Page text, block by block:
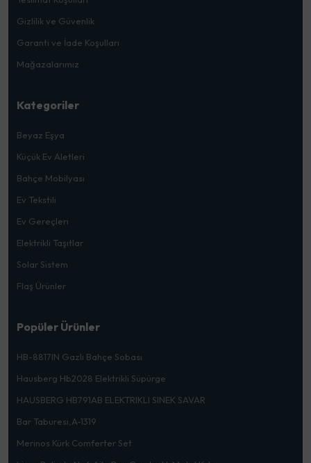
Gizlilik ve Güvenlik
Garanti ve İade Koşulları
Mağazalarımız
Kategoriler
Beyaz Eşya
Küçük Ev Aletleri
Bahçe Mobilyası
Ev Tekstili
Ev Gereçleri
Elektrikli Taşıtlar
Solar Sistem
Flaş Ürünler
Popüler Ürünler
HB-8817IN Gazlı Bahçe Sobası
Hausberg Hb2028 Elektrikli Süpürge
HAUSBERG HB791AB ELEKTRIKLI SINEK SAVAR
Bar Taburesi,A-1319
Merinos Kürk Comferter Set